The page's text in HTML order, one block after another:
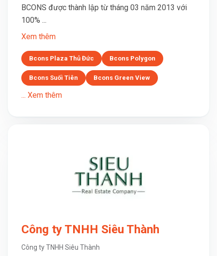
BCONS được thành lập từ tháng 03 năm 2013 với
100% ...
Xem thêm
Bcons Plaza Thủ Đức Bcons Polygon
Bcons Suối Tiên Bcons Green View
... Xem thêm
Công ty TNHH Siêu Thành
Công ty TNHH Siêu Thành